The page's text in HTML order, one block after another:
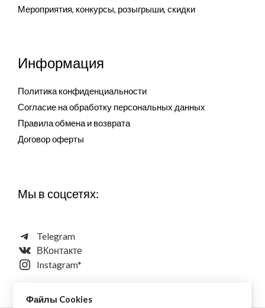
Мероприятия, конкурсы, розыгрыши, скидки
Информация
Политика конфиденциальности
Согласие на обработку персональных данных
Правила обмена и возврата
Договор оферты
Мы в соцсетях:
Telegram
ВКонтакте
Instagram*
Файлы Cookies